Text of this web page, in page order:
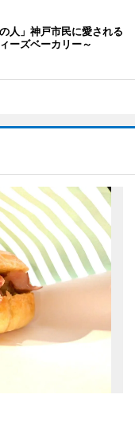
人」神戸市民に愛される
ーズベーカリー～